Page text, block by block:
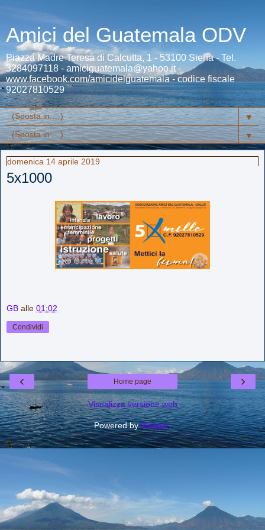
Amici del Guatemala ODV
Piazza Madre Teresa di Calcutta, 1 - 53100 Siena - Tel.
3284097118 - amiciguatemala@yahoo.it -
www.facebook.com/amicidelguatemala - codice fiscale
92027810529
▼
▼
domenica 14 aprile 2019
5x1000
GB alle 01:02
Condividi
‹ ›
Home page
Visualizza versione web
Powered byBlogger.